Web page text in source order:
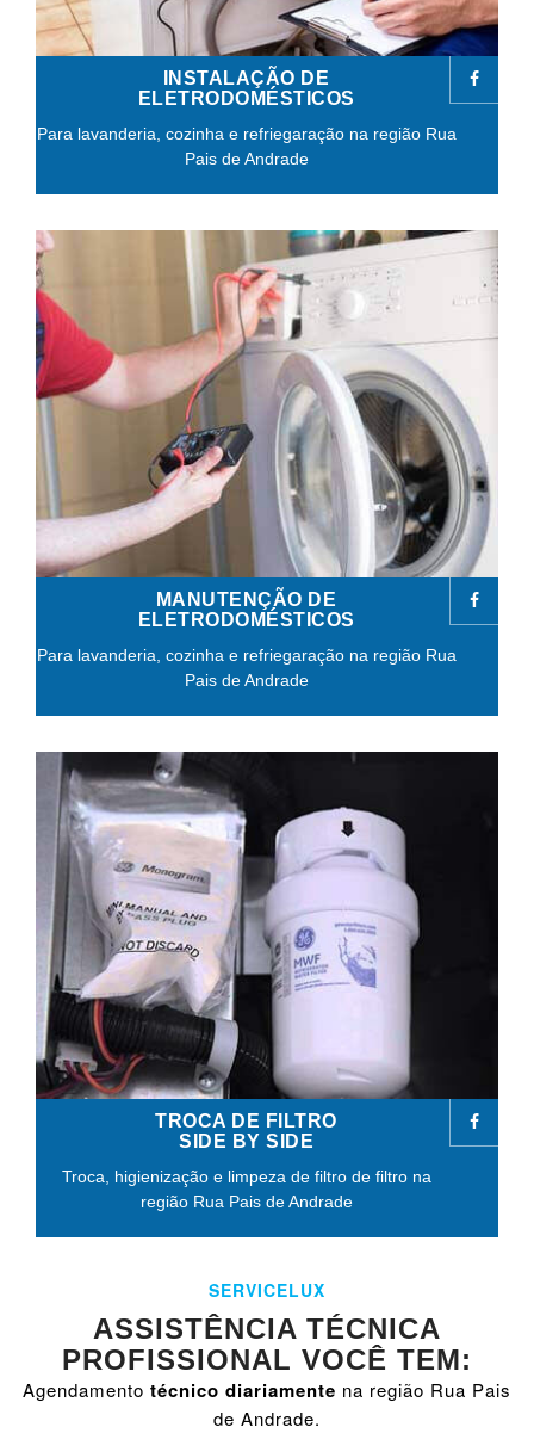
INSTALAÇÃO DE
ELETRODOMÉSTICOS
Para lavanderia, cozinha e refriegaração na região Rua
Pais de Andrade
MANUTENÇÃO DE
ELETRODOMÉSTICOS
Para lavanderia, cozinha e refriegaração na região Rua
Pais de Andrade
TROCA DE FILTRO
SIDE BY SIDE
Troca, higienização e limpeza de filtro de filtro na
região Rua Pais de Andrade
SERVICELUX
ASSISTÊNCIA TÉCNICA
PROFISSIONAL VOCÊ TEM:
Agendamento técnico diariamente na região Rua Pais
de Andrade.